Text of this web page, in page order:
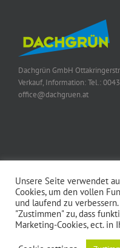
Dachgrün GmbH
Verkauf, Information:Tel.:
office@dachgruen.at
© 2015 Dachgrün GmbH |
Wir verwenden Cookies für die
Unsere Seite verwendet
Cookies, um den vollen
und laufend zu
"Zustimmen" zu, dass
Marketing-Cookies, ect. in